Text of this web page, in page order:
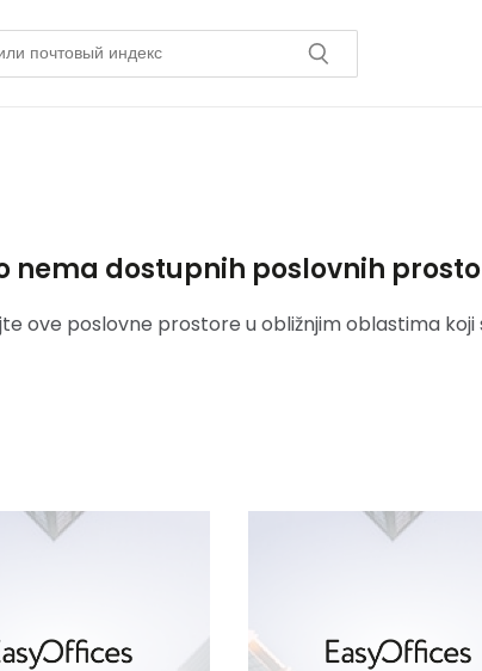
nema dostupnih poslovnih
ove poslovne prostore u obližnjim oblastima